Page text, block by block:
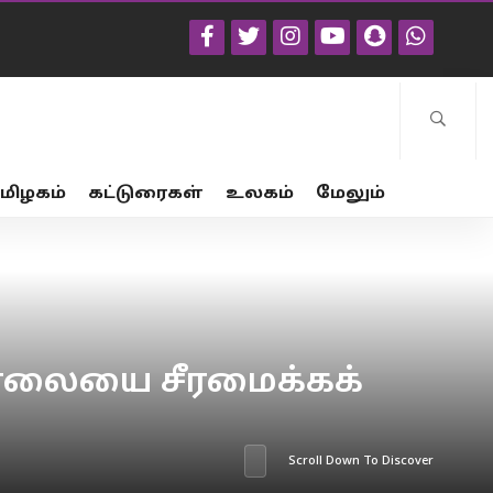
கட்டுரைகள் உலகம் மேலும்
சாலையை சீரமைக்கக்
Scroll Down To Discover